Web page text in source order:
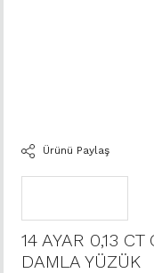
Ürünü Paylaş
14 AYAR 0,13 CT
DAMLA YÜZÜK